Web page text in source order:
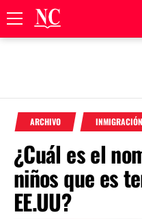
content
ARCHIVO INMIGRACIÓN
¿Cuál es el
niños que es
EE.UU?